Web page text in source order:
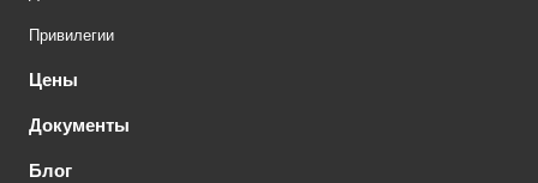
Привилегии
Цены
Документы
Блог